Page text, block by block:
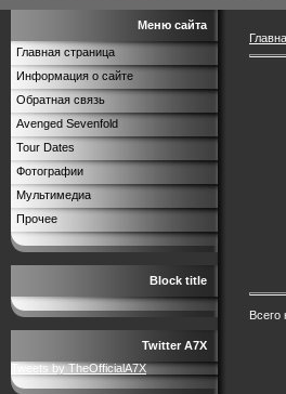
Меню сайта
Главная страница
Информация о сайте
Обратная связь
Avenged Sevenfold
Tour Dates
Фотографии
Мультимедиа
Прочее
Block title
Twitter A7X
Tweets by TheOfficialA7X
Всего